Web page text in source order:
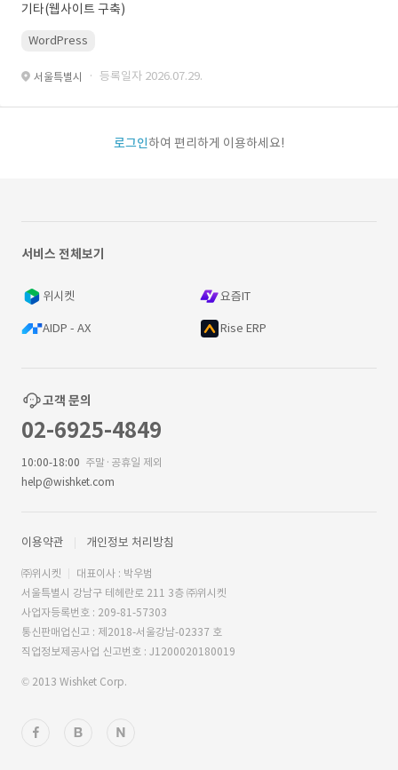
기타(웹사이트 구축)
WordPress
서울특별시 · 등록일자 2026.07.29.
로그인하여 편리하게 이용하세요!
서비스 전체보기
위시켓 요즘IT
AIDP - AX Rise ERP
고객 문의
02-6925-4849
10:00-18:00 주말·공휴일 제외
help@wishket.com
이용약관 개인정보 처리방침
㈜위시켓
대표이사 : 박우범
서울특별시 강남구 테헤란로 211 3층 ㈜위시켓
사업자등록번호 : 209-81-57303
통신판매업신고 : 제2018-서울강남-02337 호
직업정보제공사업 신고번호 : J1200020180019
© 2013 Wishket Corp.